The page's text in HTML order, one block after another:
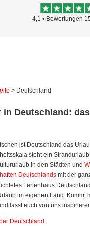
4,1 • Bewertungen
> Deutschland
in Deutschland:
ist Deutschland das
steht ein
in den Städten und
Deutschlands mit der
Ferienhaus
im eigenen Land. Kommt
lasst euch von uns
Deutschland .